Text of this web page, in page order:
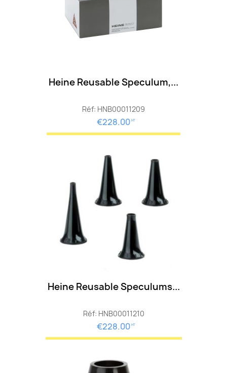
Heine Reusable Speculum,...
Réf: HNB00011209
€228.00 HT
Heine Reusable Speculums...
Réf: HNB00011210
€228.00 HT